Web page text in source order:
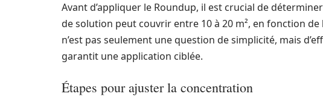
Avant d’appliquer le Roundup, il est crucial de
de solution peut couvrir entre 10 à 20 m², en fonction de
n’est pas seulement une question de simplicité, mais
garantit une application ciblée.
Étapes pour ajuster la concentration